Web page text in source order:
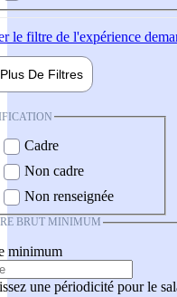
le filtre de l'expérience
Plus De Filtres
Cadre
Non cadre
Non renseignée
BRUT MINIMUM
minimum
une périodicité pour le